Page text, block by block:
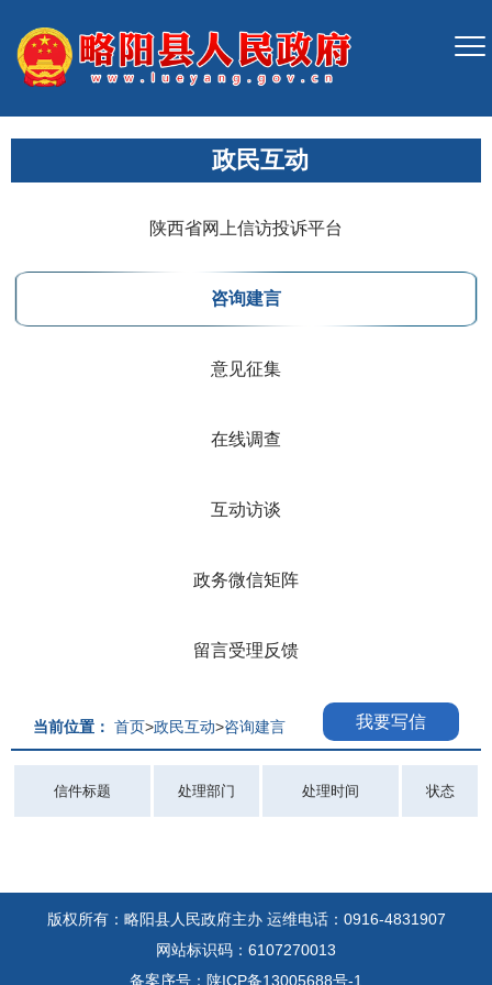
政民互动
陕西省网上信访投诉平台
咨询建言
意见征集
在线调查
互动访谈
政务微信矩阵
留言受理反馈
当前位置： 首页>政民互动>咨询建言 我要写信
信件标题 处理部门 处理时间 状态
版权所有：略阳县人民政府主办 运维电话：0916-4831907
网站标识码：6107270013
备案序号：陕ICP备13005688号-1